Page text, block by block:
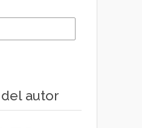
del autor